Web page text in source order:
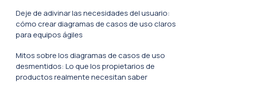
Deje de adivinar las necesidades del usuario:
cómo crear diagramas de casos de uso claros
para equipos ágiles
Mitos sobre los diagramas de casos de uso
desmentidos: Lo que los propietarios de
productos realmente necesitan saber